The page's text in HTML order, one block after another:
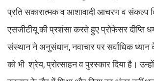
प्रति सकारात्मक व आशावादी आचरण व संकल्प
एसजीटीयू की प्रशंसा करते हुए प्रोफेसर दीप्ति
संस्थान ने अनुसंधान, नवाचार पर सर्वाधिक
को भी श्रेय, प्रोत्साहन व पुरस्कार दिया है।